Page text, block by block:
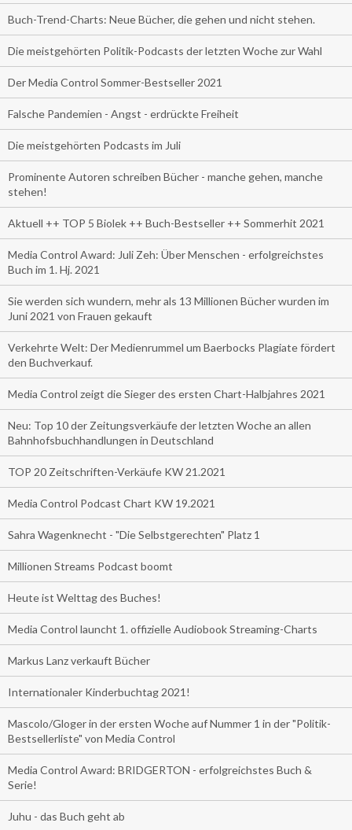
Buch-Trend-Charts: Neue Bücher, die gehen und nicht stehen.
Die meistgehörten Politik-Podcasts der letzten Woche zur Wahl
Der Media Control Sommer-Bestseller 2021
Falsche Pandemien - Angst - erdrückte Freiheit
Die meistgehörten Podcasts im Juli
Prominente Autoren schreiben Bücher - manche gehen, manche
stehen!
Aktuell ++ TOP 5 Biolek ++ Buch-Bestseller ++ Sommerhit 2021
Media Control Award: Juli Zeh: Über Menschen - erfolgreichstes
Buch im 1. Hj. 2021
Sie werden sich wundern, mehr als 13 Millionen Bücher wurden im
Juni 2021 von Frauen gekauft
Verkehrte Welt: Der Medienrummel um Baerbocks Plagiate fördert
den Buchverkauf.
Media Control zeigt die Sieger des ersten Chart-Halbjahres 2021
Neu: Top 10 der Zeitungsverkäufe der letzten Woche an allen
Bahnhofsbuchhandlungen in Deutschland
TOP 20 Zeitschriften-Verkäufe KW 21.2021
Media Control Podcast Chart KW 19.2021
Sahra Wagenknecht - "Die Selbstgerechten" Platz 1
Millionen Streams Podcast boomt
Heute ist Welttag des Buches!
Media Control launcht 1. offizielle Audiobook Streaming-Charts
Markus Lanz verkauft Bücher
Internationaler Kinderbuchtag 2021!
Mascolo/Gloger in der ersten Woche auf Nummer 1 in der "Politik-
Bestsellerliste" von Media Control
Media Control Award: BRIDGERTON - erfolgreichstes Buch &
Serie!
Juhu - das Buch geht ab